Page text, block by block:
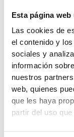
Esta página web
Las cookies de
el contenido y
sociales y
información
nuestros
web, quienes
que les haya
partir del uso